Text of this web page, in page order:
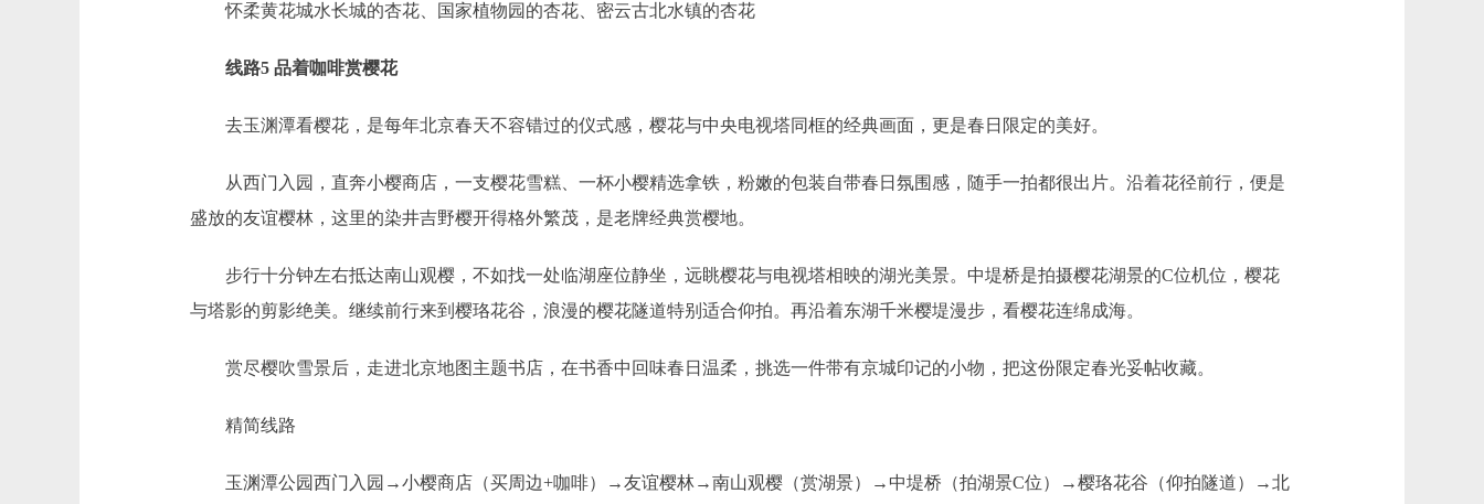
怀柔黄花城水长城的杏花、国家植物园的杏花、密云古北水镇的杏花
线路5 品着咖啡赏樱花
去玉渊潭看樱花，是每年北京春天不容错过的仪式感，樱花与中央电视塔同框的经典画面，更是春日限定的美好。
从西门入园，直奔小樱商店，一支樱花雪糕、一杯小樱精选拿铁，粉嫩的包装自带春日氛围感，随手一拍都很出片。沿着花径前行，便是
盛放的友谊樱林，这里的染井吉野樱开得格外繁茂，是老牌经典赏樱地。
步行十分钟左右抵达南山观樱，不如找一处临湖座位静坐，远眺樱花与电视塔相映的湖光美景。中堤桥是拍摄樱花湖景的C位机位，樱花
与塔影的剪影绝美。继续前行来到樱珞花谷，浪漫的樱花隧道特别适合仰拍。再沿着东湖千米樱堤漫步，看樱花连绵成海。
赏尽樱吹雪景后，走进北京地图主题书店，在书香中回味春日温柔，挑选一件带有京城印记的小物，把这份限定春光妥帖收藏。
精简线路
玉渊潭公园西门入园→小樱商店（买周边+咖啡）→友谊樱林→南山观樱（赏湖景）→中堤桥（拍湖景C位）→樱珞花谷（仰拍隧道）→北